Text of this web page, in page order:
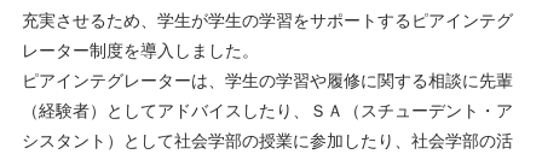
充実させるため、学生が学生の学習をサポートするピアインテグ
レーター制度を導入しました。
ピアインテグレーターは、学生の学習や履修に関する相談に先輩
（経験者）としてアドバイスしたり、ＳＡ（スチューデント・ア
シスタント）として社会学部の授業に参加したり、社会学部の活